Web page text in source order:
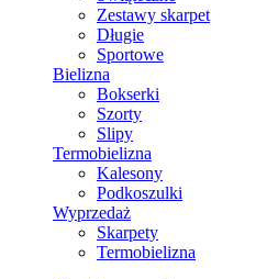
Zestawy skarpet
Długie
Sportowe
Bielizna
Bokserki
Szorty
Slipy
Termobielizna
Kalesony
Podkoszulki
Wyprzedaż
Skarpety
Termobielizna